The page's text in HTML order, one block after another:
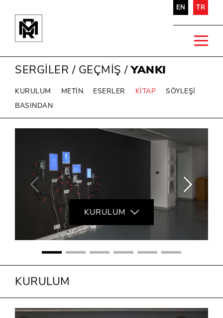
EN TR
SERGİLER / GEÇMİŞ / YANKI
KURULUM METİN ESERLER KİTAP
SÖYLEŞİ
BASINDAN
KURULUM
KURULUM